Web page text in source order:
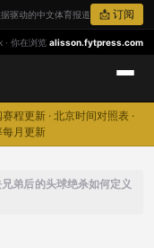
驱动的中文体育报道 📩 订阅
你在浏览 alisson.fytpress.com
程更新 · 北京时间对照表 ·
月更新
弟后的头球绝杀如何定义